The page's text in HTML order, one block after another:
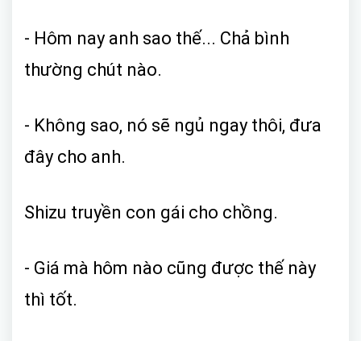
- Hôm nay anh sao thế... Chả bình
thường chút nào.
- Không sao, nó sẽ ngủ ngay thôi, đưa
đây cho anh.
Shizu truyền con gái cho chồng.
- Giá mà hôm nào cũng được thế này
thì tốt.